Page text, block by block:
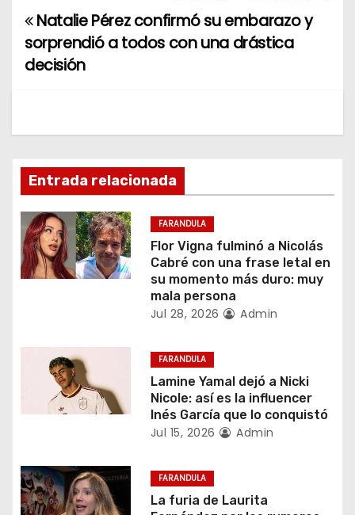
N
a
g
a
c
i
n
t
Natalie Pérez confirmó su embarazo y
sorprendió a todos con una drástica
decisión
Entrada relacionada
FARANDULA
Flor Vigna fulminó a Nicolás
Cabré con una frase letal en
su momento más duro: muy
mala persona
Jul 28, 2026 Admin
FARANDULA
Lamine Yamal dejó a Nicki
Nicole: así es la influencer
Inés García que lo conquistó
Jul 15, 2026 Admin
FARANDULA
La furia de Laurita